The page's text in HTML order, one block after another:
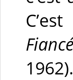
1962).